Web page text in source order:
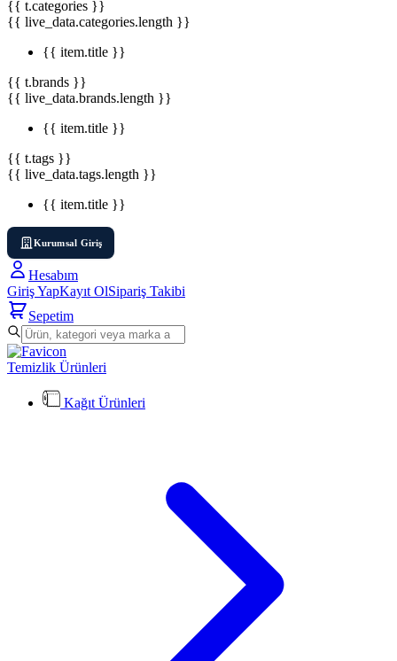
{{ t.categories }}
{{ live_data.categories.length }}
{{ item.title }}
{{ t.brands }}
{{ live_data.brands.length }}
{{ item.title }}
{{ t.tags }}
{{ live_data.tags.length }}
{{ item.title }}
Kurumsal Giriş
Hesabım
Giriş YapKayıt OlSipariş Takibi
Sepetim
Temizlik Ürünleri
Kağıt Ürünleri